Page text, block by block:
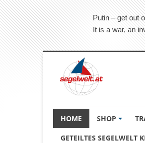
Putin – get out
It is a war, an
HOME SHOP
GETEILTES SEGELWELT